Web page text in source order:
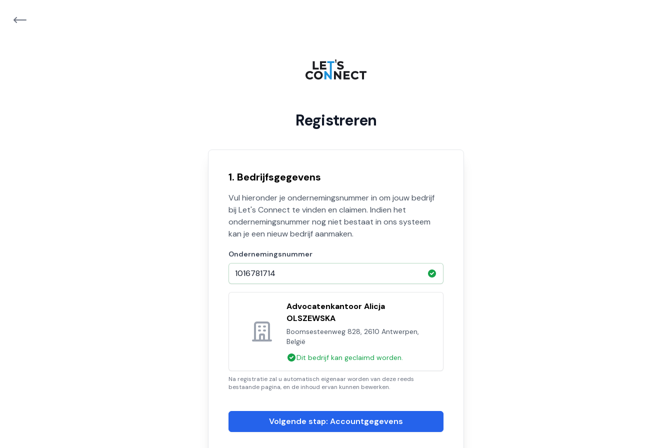
Registreren
1. Bedrijfsgegevens
Vul hieronder je ondernemingsnummer in om jouw bedrijf
bij Let's Connect te vinden en claimen. Indien het
ondernemingsnummer nog niet bestaat in ons systeem
kan je een nieuw bedrijf aanmaken.
Ondernemingsnummer
Advocatenkantoor Alicja
OLSZEWSKA
Boomsesteenweg 828, 2610 Antwerpen,
België
Dit bedrijf kan geclaimd worden.
Na registratie zal u automatisch eigenaar worden van deze reeds
bestaande pagina, en de inhoud ervan kunnen bewerken.
Volgende stap: Accountgegevens